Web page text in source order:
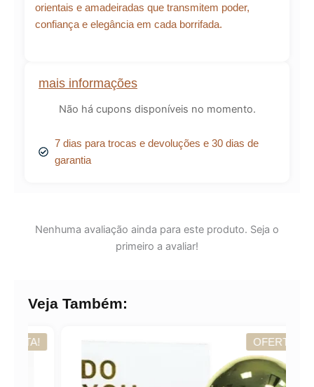
mais informações
Não há cupons disponíveis no momento.
7 dias para trocas e devoluções e 30 dias de
garantia
orientais e amadeiradas que transmitem poder,
confiança e elegância em cada borrifada.
Nenhuma avaliação ainda para este produto. Seja o
primeiro a avaliar!
Veja Também:
OFERTA!